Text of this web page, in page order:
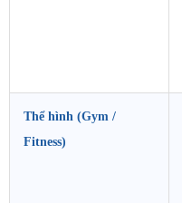
Thể hình (Gym /
Fitness)